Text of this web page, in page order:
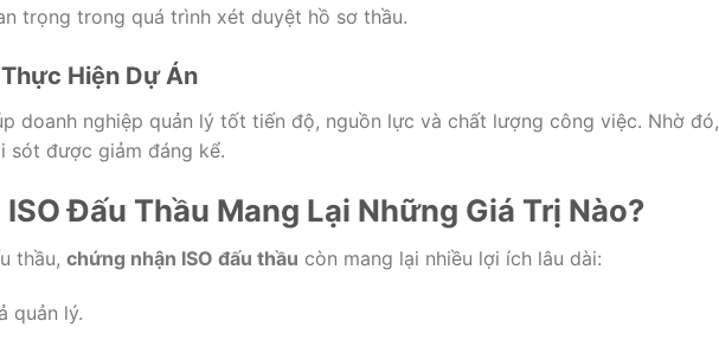
trọng trong quá trình xét duyệt hồ sơ thầu.
Hiện Dự Án
doanh nghiệp quản lý tốt tiến độ, nguồn lực và chất lượng công việc. Nhờ đó,
sót được giảm đáng kể.
Đấu Thầu Mang Lại Những Giá Trị Nào?
thầu, chứng nhận ISO đấu thầu còn mang lại nhiều lợi ích lâu dài:
quản lý.